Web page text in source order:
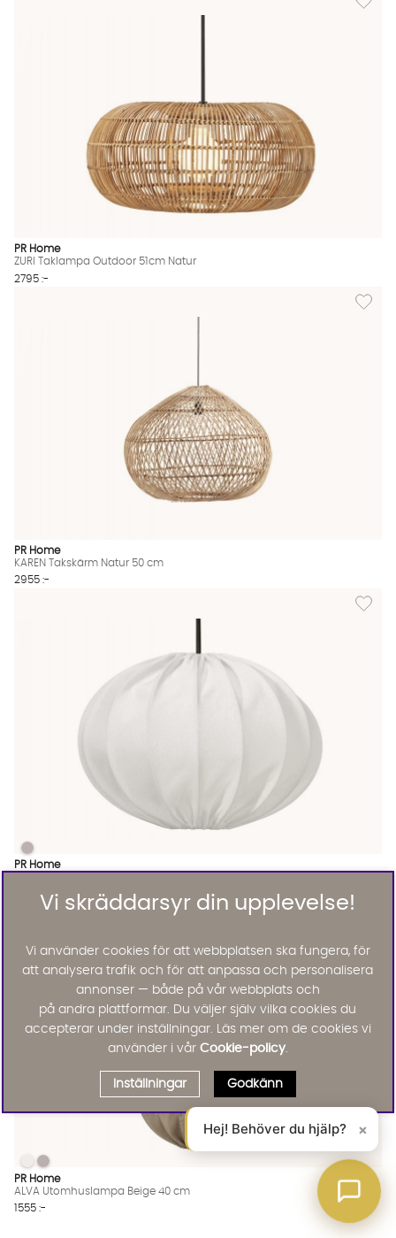
PR Home
ZURI Taklampa Outdoor 51cm Natur
2795 :-
Lägg
PR Home
KAREN Takskärm Natur 50 cm
2955 :-
Lägg
HILMA Taklampa Outdoor 60cm Vit Finns även i dessa färger:
HILMA Taklampa Outdoor 60cm Vit
PR Home
2345 :-
Lägg till
ALVA Utomhuslampa Beige 40 cm Finns även i dessa färger:
ALVA Utomhuslampa Beige 40 cm
ALVA Utomhuslampa Beige 40 cm
PR Home
ALVA Utomhuslampa Beige 40 cm
1555 :-
Vi skräddarsyr din upplevelse!
Vi använder cookies för att webbplatsen ska fungera, för
att analysera trafik och för att anpassa och personalisera
annonser — både på vår webbplats och
på andra plattformar. Du väljer själv vilka cookies du
accepterar under inställningar. Läs mer om de cookies vi
använder i vår Cookie-policy.
Inställningar Godkänn
Hej! Behöver du hjälp? ×